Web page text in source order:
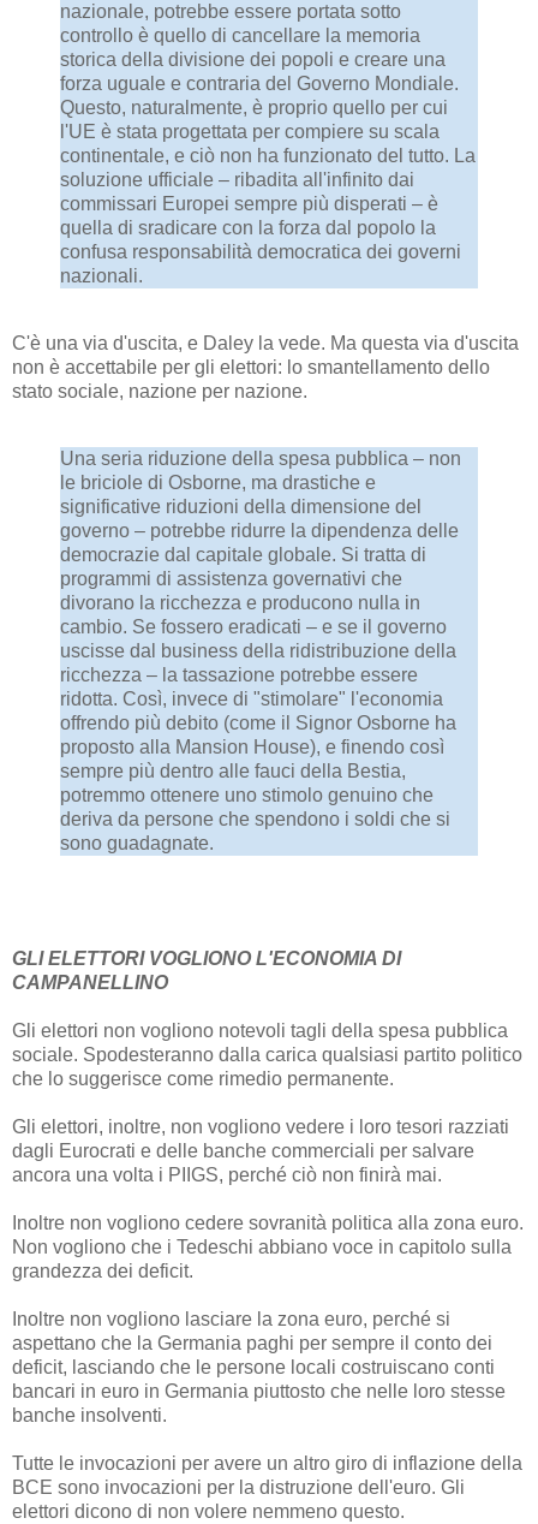
nazionale, potrebbe essere portata sotto
controllo è quello di cancellare la memoria
storica della divisione dei popoli e creare una
forza uguale e contraria del Governo Mondiale.
Questo, naturalmente, è proprio quello per cui
l'UE è stata progettata per compiere su scala
continentale, e ciò non ha funzionato del tutto. La
soluzione ufficiale – ribadita all'infinito dai
commissari Europei sempre più disperati – è
quella di sradicare con la forza dal popolo la
confusa responsabilità democratica dei governi
nazionali.
C'è una via d'uscita, e Daley la vede. Ma questa via d'uscita
non è accettabile per gli elettori: lo smantellamento dello
stato sociale, nazione per nazione.
Una seria riduzione della spesa pubblica – non
le briciole di Osborne, ma drastiche e
significative riduzioni della dimensione del
governo – potrebbe ridurre la dipendenza delle
democrazie dal capitale globale. Si tratta di
programmi di assistenza governativi che
divorano la ricchezza e producono nulla in
cambio. Se fossero eradicati – e se il governo
uscisse dal business della ridistribuzione della
ricchezza – la tassazione potrebbe essere
ridotta. Così, invece di "stimolare" l'economia
offrendo più debito (come il Signor Osborne ha
proposto alla Mansion House), e finendo così
sempre più dentro alle fauci della Bestia,
potremmo ottenere uno stimolo genuino che
deriva da persone che spendono i soldi che si
sono guadagnate.
GLI ELETTORI VOGLIONO L'ECONOMIA DI
CAMPANELLINO
Gli elettori non vogliono notevoli tagli della spesa pubblica
sociale. Spodesteranno dalla carica qualsiasi partito politico
che lo suggerisce come rimedio permanente.
Gli elettori, inoltre, non vogliono vedere i loro tesori razziati
dagli Eurocrati e delle banche commerciali per salvare
ancora una volta i PIIGS, perché ciò non finirà mai.
Inoltre non vogliono cedere sovranità politica alla zona euro.
Non vogliono che i Tedeschi abbiano voce in capitolo sulla
grandezza dei deficit.
Inoltre non vogliono lasciare la zona euro, perché si
aspettano che la Germania paghi per sempre il conto dei
deficit, lasciando che le persone locali costruiscano conti
bancari in euro in Germania piuttosto che nelle loro stesse
banche insolventi.
Tutte le invocazioni per avere un altro giro di inflazione della
BCE sono invocazioni per la distruzione dell'euro. Gli
elettori dicono di non volere nemmeno questo.